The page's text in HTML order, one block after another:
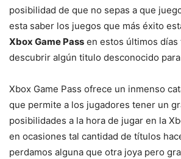
posibilidad de que no sepas a que
esta saber los juegos que más éxito
Xbox Game Pass en estos últimos días
descubrir algún titulo desconocido
Xbox Game Pass ofrece un inmenso
que permite a los jugadores tener un
posibilidades a la hora de jugar en la
en ocasiones tal cantidad de títulos
perdamos alguna que otra joya pero